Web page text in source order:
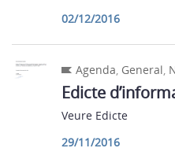
02/12/2016
Agenda, General,
Edicte
Veure Edicte
29/11/2016